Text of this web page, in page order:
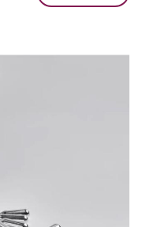
ותחזיק
של
יחידת